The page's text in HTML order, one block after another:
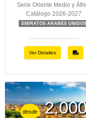
Serie Oriente Medio y
Catálogo 2026-2027
EMIRATOS ARABES UNIDOS
Ver Detalles
desde